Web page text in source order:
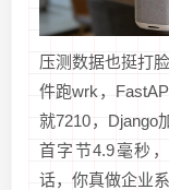
压测数据也挺打
件跑wrk，
就7210，Django
首字节4.9毫秒
话，你真做企业